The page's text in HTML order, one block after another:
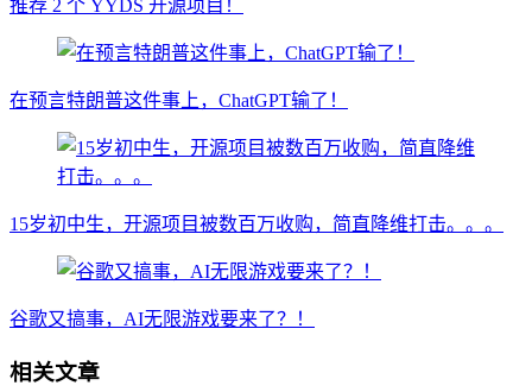
推荐 2 个 YYDS 开源项目！
在预言特朗普这件事上，ChatGPT输了！
15岁初中生，开源项目被数百万收购，简直降维打击。。。
谷歌又搞事，AI无限游戏要来了？！
相关文章